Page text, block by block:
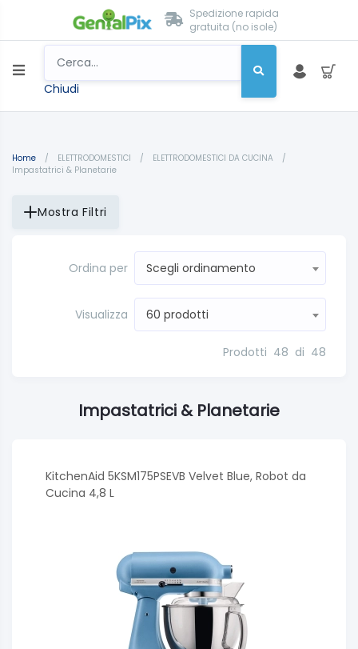
Spedizione rapida
gratuita (no isole)
Chiudi
Home / ELETTRODOMESTICI / ELETTRODOMESTICI DA CUCINA
/
Impastatrici & Planetarie
Mostra Filtri
Ordina per Scegli ordinamento
Visualizza 60 prodotti
Prodotti 48 di 48
Impastatrici & Planetarie
KitchenAid 5KSM175PSEVB Velvet Blue, Robot da
Cucina 4,8 L